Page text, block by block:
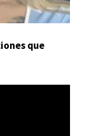
que